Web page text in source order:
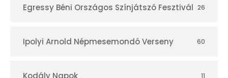
Egressy Béni Országos Színjátszó Fesztivál 26
Ipolyi Arnold Népmesemondó Verseny 60
Kodály Napok 11